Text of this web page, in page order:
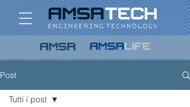
Post
Tutti i post